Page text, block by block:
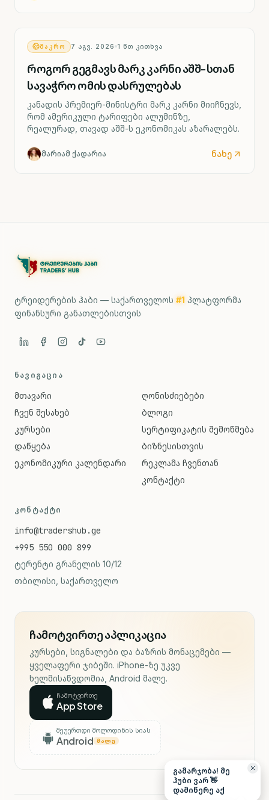
ᲛᲐᲙᲠᲝ 7 ᲐᲒᲕ. 2026 1 ᲬᲗ ᲙᲘᲗᲮᲕᲐ
როგორ გეგმავს მარკ კარნი აშშ-სთან
სავაჭრო ომის დასრულებას
კანადის პრემიერ-მინისტრი მარკ კარნი მიიჩნევს,
რომ ამერიკული ტარიფები ალუმინზე,
რეალურად, თავად აშშ-ს ეკონომიკას აზარალებს.
მარიამ ქადარია ნახე
ტრეიდერების ჰაბი — საქართველოს #1 პლატფორმა
ფინანსური განათლებისთვის
ᲜᲐᲕᲘᲒᲐᲪᲘᲐ
მთავარი
ჩვენ შესახებ
კურსები
დაწყება
ეკონომიკური კალენდარი
ღონისძიებები
ბლოგი
სერტიფიკატის შემოწმება
ბიზნესისთვის
რეკლამა ჩვენთან
კონტაქტი
ᲙᲝᲜᲢᲐᲥᲢᲘ
info@tradershub.ge
+995 550 000 899
ტერენტი გრანელის 10/12
თბილისი, საქართველო
ჩამოტვირთე აპლიკაცია
კურსები, სიგნალები და ბაზრის მონაცემები —
ყველაფერი ჯიბეში. iPhone-ზე უკვე
ხელმისაწვდომია, Android მალე.
ჩამოტვირთე
App Store
შეუერთდი მოლოდინის სიას
Android ᲛᲐᲚᲔ
გამარჯობა! მე
ჰუბი ვარ 👋
დამიწერე აქ